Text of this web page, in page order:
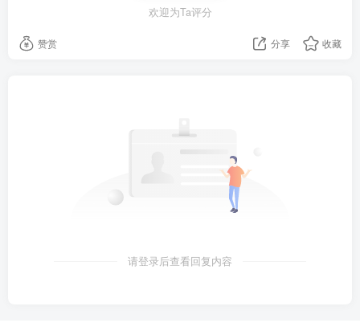
整"禁摩"政策；
11、英媒：英国议员代表团计划今年晚些时候访问台
欢迎为Ta评分
赞赏 分享 收藏
请登录后查看回复内容